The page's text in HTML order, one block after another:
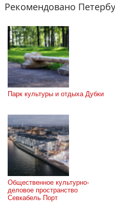
Рекомендовано
Парк культуры и отдыха Дубки
Общественное культурно-
деловое пространство
Севкабель Порт